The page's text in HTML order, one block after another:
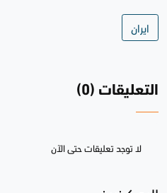
ايران
التعليقات (0)
لا توجد تعليقات حتى الآن